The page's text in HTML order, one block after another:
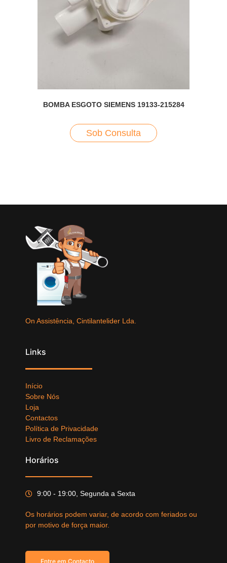
BOMBA ESGOTO SIEMENS 19133-215284
Sob Consulta
On Assistência, Cintilantelider Lda.
Links
Início
Sobre Nós
Loja
Contactos
Política de Privacidade
Livro de Reclamações
Horários
9:00 - 19:00, Segunda a Sexta
Os horários podem variar, de acordo com feriados ou
por motivo de força maior.
Entre em Contacto